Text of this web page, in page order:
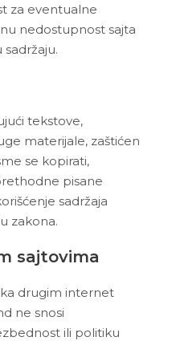
za eventualne
nedostupnost sajta
tekstove,
materijale, zaštićen
se kopirati,
pisane
sadržaja
zakona.
sajtovima
drugim internet
ne snosi
ili politiku